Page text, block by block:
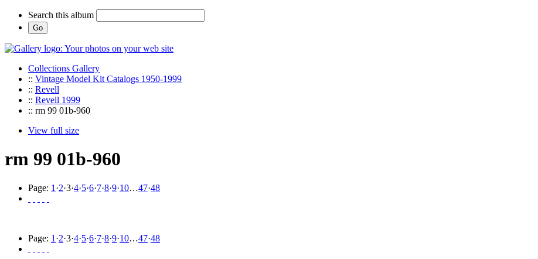
Search this album
Collections Gallery
:: Vintage Model Kit Catalogs 1950-1999
:: Revell
:: Revell 1999
:: rm 99 01b-960
View full size
rm 99 01b-960
Page: 1 ·2·3·4·5·6·7·8·9·10…47·48
Page: 1 ·2·3·4·5·6·7·8·9·10…47·48